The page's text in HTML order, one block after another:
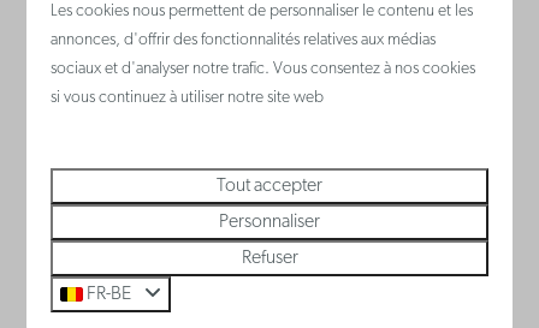
Beaufort est une triennale d'art qui
transforme le littoral belge en un parcours
artistique unique. Des artistes
contemporains exposent leurs œuvres en
Les cookies nous permettent de personnaliser le contenu et les
annonces, d'offrir des fonctionnalités relatives aux médias
sociaux et d'analyser notre trafic. Vous consentez à nos cookies
si vous continuez à utiliser notre site web
Tout accepter
Personnaliser
Refuser
FR-BE